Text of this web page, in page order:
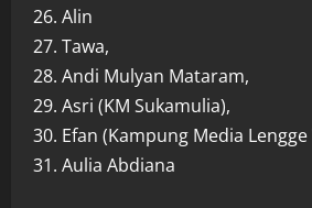
26. Alin
27. Tawa,
28. Andi Mulyan Mataram,
29. Asri (KM Sukamulia),
30. Efan (Kampung Media
31. Aulia Abdiana